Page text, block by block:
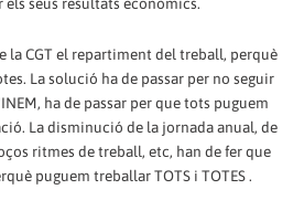
la CGT el repartiment del treball, perquè
La solució ha de passar per no seguir
ha de passar per que tots puguem
La disminució de la jornada anual, de
ritmes de treball, etc, han de fer que
puguem treballar TOTS i TOTES .